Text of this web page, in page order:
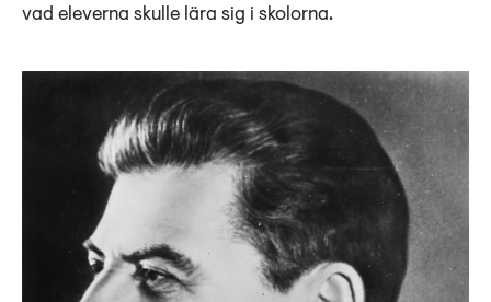
vad eleverna skulle lära sig i skolorna.